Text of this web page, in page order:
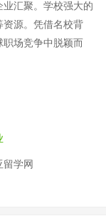
汇聚。学校强大的
资源。凭借名校背
场竞争中脱颖而
留学网